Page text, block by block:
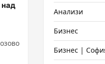
над
Анализи
Бизнес
Бизнес |